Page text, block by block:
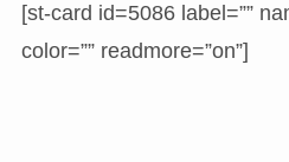
[st-card id=5086 label=””
color=”” readmore=”on”]